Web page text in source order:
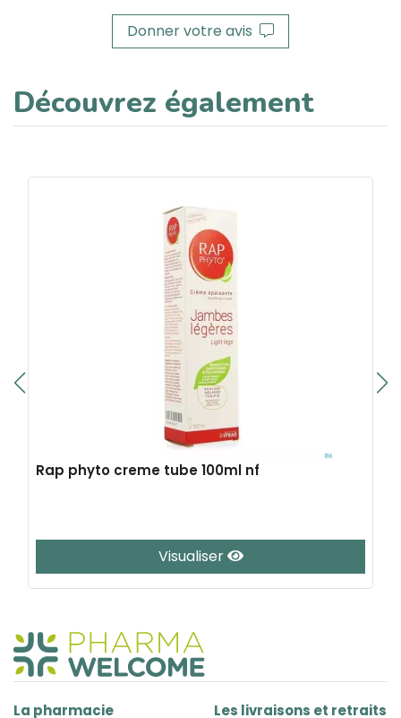
Donner votre avis
Découvrez également
Rap phyto creme tube 100ml nf
Visualiser
La pharmacie Les livraisons et retraits